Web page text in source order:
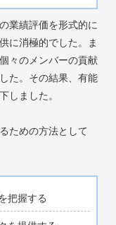
業績評価を形式的に
に消極的でした。ま
々のメンバーの貢献
た。その結果、有能
しました。
ための方法として
把握する